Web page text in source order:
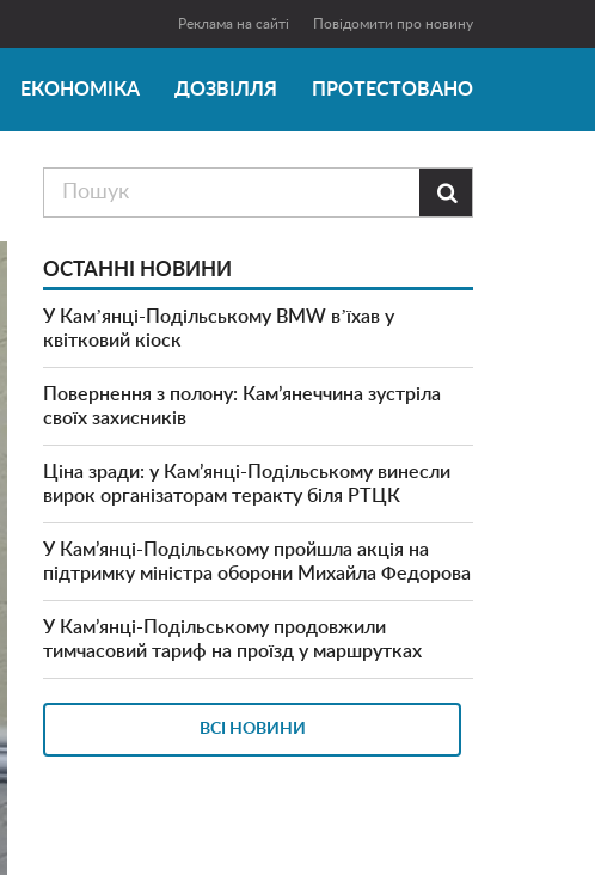
Реклама на сайті Повідомити про новину
ЕКОНОМІКА ДОЗВІЛЛЯ ПРОТЕСТОВАНО

ОСТАННІ НОВИНИ
У Камʼянці-Подільському BMW вʼїхав у
квітковий кіоск
Повернення з полону: Кам’янеччина зустріла
своїх захисників
Ціна зради: у Кам’янці-Подільському винесли
вирок організаторам теракту біля РТЦК
У Кам’янці-Подільському пройшла акція на
підтримку міністра оборони Михайла Федорова
У Кам’янці-Подільському продовжили
тимчасовий тариф на проїзд у маршрутках
ВСІ НОВИНИ